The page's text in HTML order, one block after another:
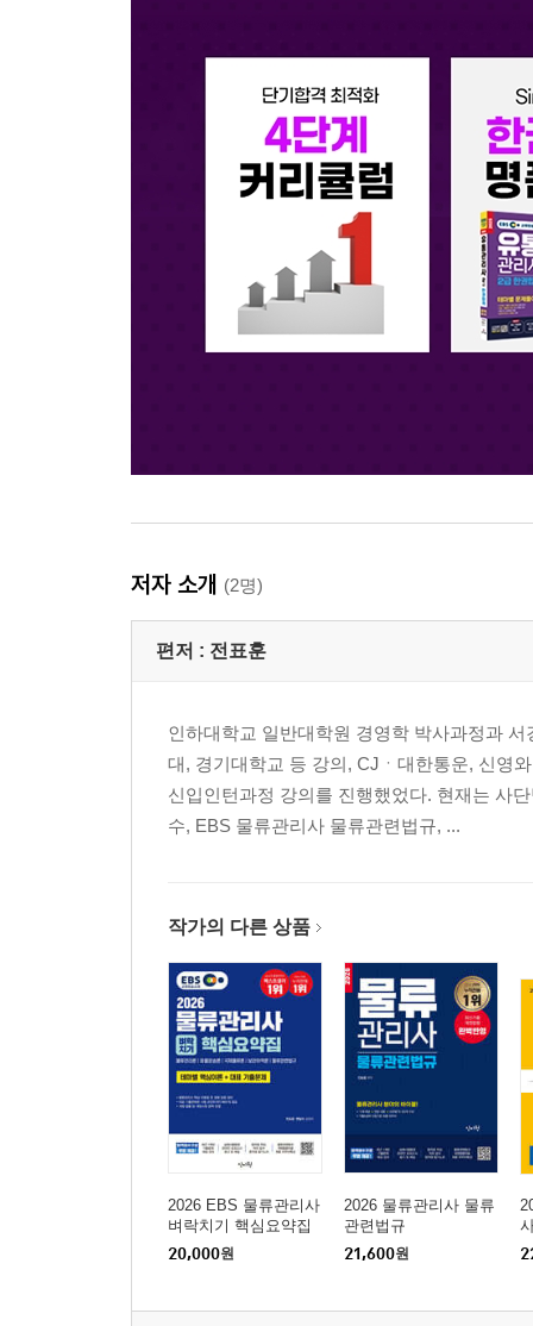
저자 소개 (2명)
편저 : 전표훈
인하대학교 일반대학원 경영학 박사과정과
대, 경기대학교 등 강의, CJㆍ대한통운, 신영
신입인턴과정 강의를 진행했었다. 현재는 사
수, EBS 물류관리사 물류관련법규, ...
작가의 다른 상품
2026 EBS 물류관리사
벼락치기 핵심요약집
20,000원
2026 물류관리사 물류
관련법규
21,600원